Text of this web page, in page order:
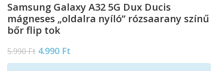
Samsung Galaxy A32 5G Dux Ducis
mágneses „oldalra nyíló” rózsaarany színű
bőr flip tok
5.990Ft 4.990 Ft